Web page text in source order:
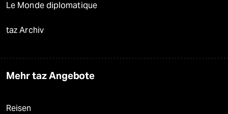
Le Monde diplomatique
taz Archiv
Mehr taz Angebote
Reisen